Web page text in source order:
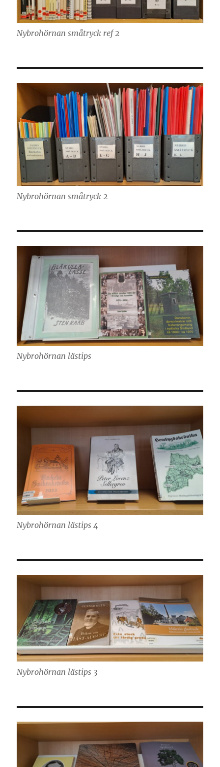
Nybrohörnan småtryck ref 2
Nybrohörnan småtryck 2
Nybrohörnan lästips
Nybrohörnan lästips 4
Nybrohörnan lästips 3